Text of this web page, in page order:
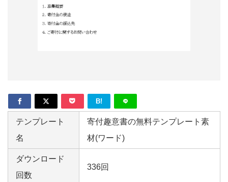
B!
テンプレート
名
寄付趣意書の無料テンプレート素
材(ワード)
ダウンロード
回数
336回